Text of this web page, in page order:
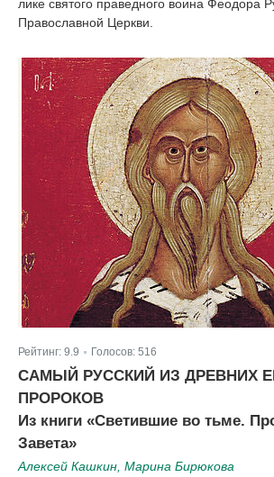
лике святого праведного воина Феодора
Православной Церкви.
Рейтинг: 9.9 Голосов: 516
САМЫЙ РУССКИЙ ИЗ ДРЕВНИХ
ПРОРОКОВ
Из книги «Светившие во тьме.
Завета​»
Алексей Кашкин, Марина Бирюкова